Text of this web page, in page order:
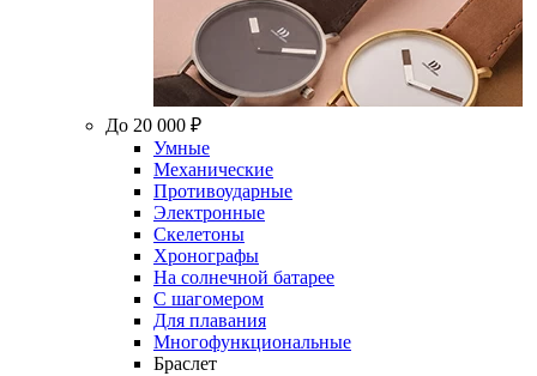
До 20 000 ₽
Умные
Механические
Противоударные
Электронные
Скелетоны
Хронографы
На солнечной батарее
С шагомером
Для плавания
Многофункциональные
Браслет